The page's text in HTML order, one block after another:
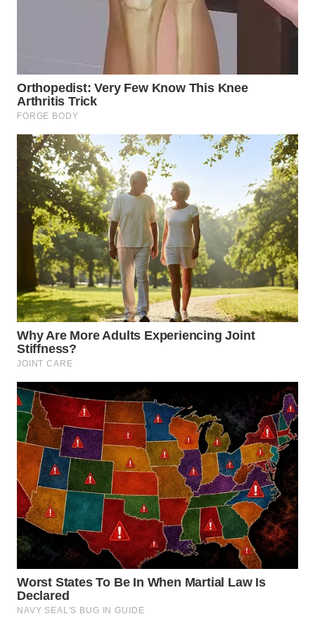
WN
LABUHANBATU
WN
TAPANULI
TENGAH
WN DELI
SERDANG
WN
TEBING
TINGGI
WN
PAKPAK
KARAWANG
WN
BEKASI
WN
BOGOR
WN
DEPOK
WN
TAPANULI
UTARA